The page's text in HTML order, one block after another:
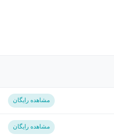
مشاهده رایگان
مشاهده رایگان